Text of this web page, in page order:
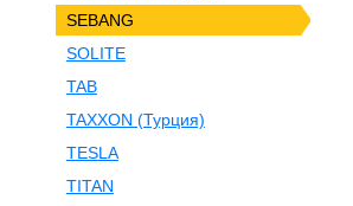
SEBANG
SOLITE
TAB
TAXXON (Турция)
TESLA
TITAN